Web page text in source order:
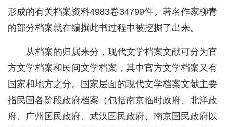
形成的有关档案资料4983卷34799件。著名作家柳青
的部分档案就在编撰此书过程中被挖掘了出来。
从档案的归属来分，现代文学档案文献可分为官
方文学档案和民间文学档案，其中官方文学档案又有
国家和地方之分。国家层面的现代文学档案文献主要
指民国各阶段政府档案（包括南京临时政府、北洋政
府、广州国民政府、武汉国民政府、南京国民政府以